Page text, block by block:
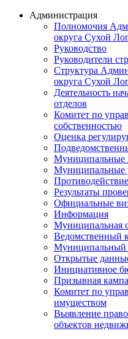
Администрация
Полномочия
округа Сухой
Руководство
Руководители
Структура
округа Сухой
Деятельность
отделов
Комитет по
собственностью
Оценка
Муниципальные
Муниципальные
Результаты
Официальные
Информация
Муниципальная
Ведомственный
Муниципальный
Открытые
Инициативное
Призывная
Комитет по
имуществом
Выявление
объектов